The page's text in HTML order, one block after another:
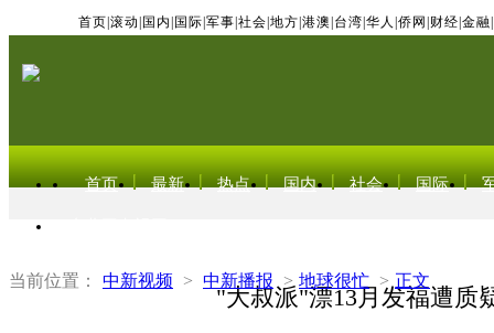
首页 滚动 国内 国际 军事 社会 地方 港澳 台湾 华人 侨网 财经 金融
首页 最新 热点 国内 社会 国际
当前位置： 中新视频 > 中新播报 > 地球很忙 > 正文
"大叔派"漂13月发福遭质